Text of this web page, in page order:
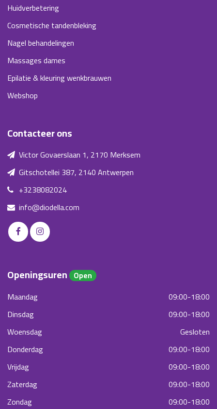
Huidverbetering
Cosmetische tandenbleking
Nagel behandelingen
Massages dames
Epilatie & kleuring wenkbrauwen
Webshop
Contacteer ons
Victor Govaerslaan 1, 2170 Merksem
Gitschotellei 387, 2140 Antwerpen
+3238082024
info@diodella.com
Openingsuren Open
Maandag
09:00-18:00
Dinsdag
09:00-18:00
Woensdag
Gesloten
Donderdag
09:00-18:00
Vrijdag
09:00-18:00
Zaterdag
09:00-18:00
Zondag
09:00-18:00